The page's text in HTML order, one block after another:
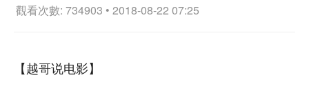
觀看次數: 734903 • 2018-08-22 07:25
【越哥说电影】